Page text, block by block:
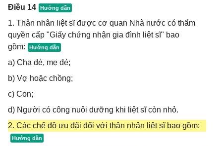
Điều 14
1. Thân nhân liệt sĩ được cơ quan Nhà nước có thẩm
quyền cấp "Giấy chứng nhận gia đình liệt sĩ" bao
gồm:
a) Cha đẻ, mẹ đẻ;
b) Vợ hoặc chồng;
c) Con;
d) Người có công nuôi dưỡng khi liệt sĩ còn nhỏ.
2. Các chế độ ưu đãi đối với thân nhân liệt sĩ bao gồm: